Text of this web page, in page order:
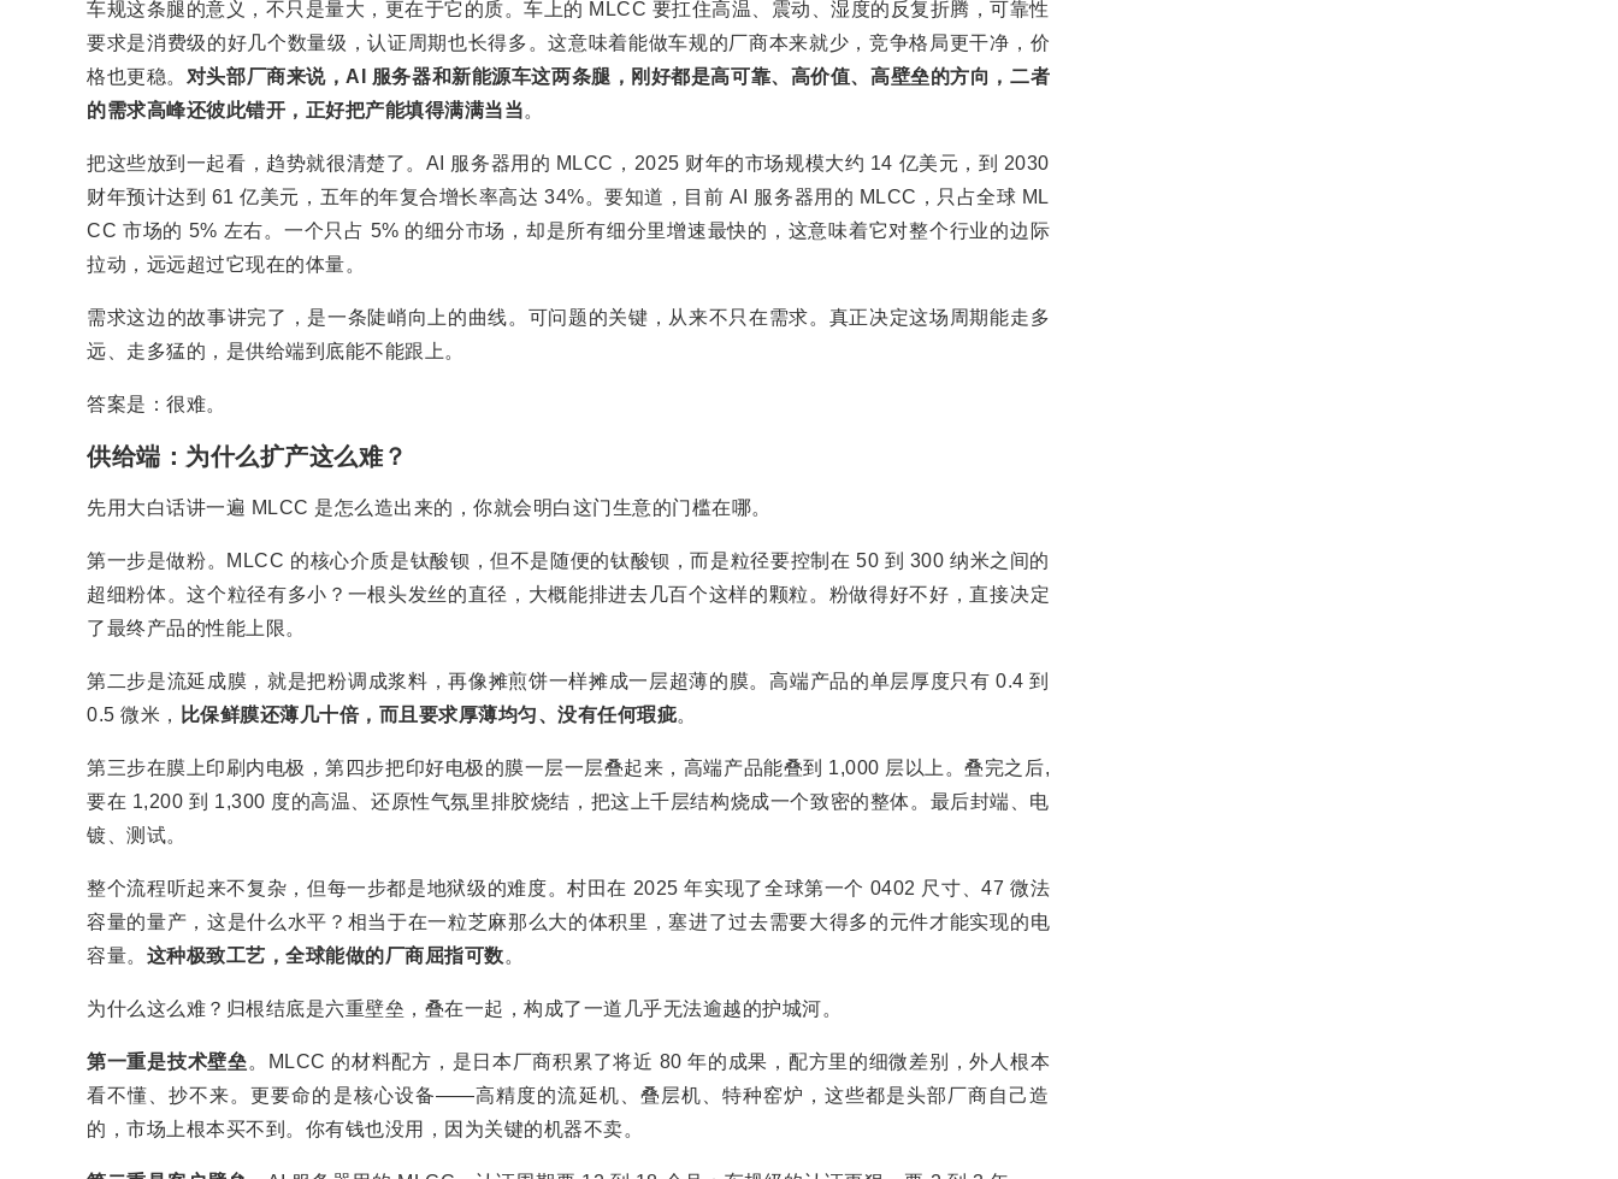
车规这条腿的意义，不只是量大，更在于它的质。车上的 MLCC 要扛住高温、震动、湿度的反复折腾，可靠性
要求是消费级的好几个数量级，认证周期也长得多。这意味着能做车规的厂商本来就少，竞争格局更干净，价
格也更稳。 对头部厂商来说，AI 服务器和新能源车这两条腿，刚好都是高可靠、高价值、高壁垒的方向，二者
的需求高峰还彼此错开，正好把产能填得满满当当。
把这些放到一起看，趋势就很清楚了。AI 服务器用的 MLCC，2025 财年的市场规模大约 14 亿美元，到 2030
财年预计达到 61 亿美元，五年的年复合增长率高达 34%。要知道，目前 AI 服务器用的 MLCC，只占全球 ML
CC 市场的 5% 左右。一个只占 5% 的细分市场，却是所有细分里增速最快的，这意味着它对整个行业的边际
拉动，远远超过它现在的体量。
需求这边的故事讲完了，是一条陡峭向上的曲线。可问题的关键，从来不只在需求。真正决定这场周期能走多
远、走多猛的，是供给端到底能不能跟上。
答案是：很难。
供给端：为什么扩产这么难？
先用大白话讲一遍 MLCC 是怎么造出来的，你就会明白这门生意的门槛在哪。
第一步是做粉。MLCC 的核心介质是钛酸钡，但不是随便的钛酸钡，而是粒径要控制在 50 到 300 纳米之间的
超细粉体。这个粒径有多小？一根头发丝的直径，大概能排进去几百个这样的颗粒。粉做得好不好，直接决定
了最终产品的性能上限。
第二步是流延成膜，就是把粉调成浆料，再像摊煎饼一样摊成一层超薄的膜。高端产品的单层厚度只有 0.4 到
0.5 微米，
比保鲜膜还薄几十倍，而且要求厚薄均匀、没有任何瑕疵。
第三步在膜上印刷内电极，第四步把印好电极的膜一层一层叠起来，高端产品能叠到 1,000 层以上。叠完之后,
要在 1,200 到 1,300 度的高温、还原性气氛里排胶烧结，把这上千层结构烧成一个致密的整体。最后封端、电
镀、测试。
整个流程听起来不复杂，但每一步都是地狱级的难度。村田在 2025 年实现了全球第一个 0402 尺寸、47 微法
容量的量产，这是什么水平？相当于在一粒芝麻那么大的体积里，塞进了过去需要大得多的元件才能实现的电
容量。 这种极致工艺，全球能做的厂商屈指可数。
为什么这么难？归根结底是六重壁垒，叠在一起，构成了一道几乎无法逾越的护城河。
第一重是技术壁垒。MLCC 的材料配方，是日本厂商积累了将近 80 年的成果，配方里的细微差别，外人根本
看不懂、抄不来。更要命的是核心设备——高精度的流延机、叠层机、特种窑炉，这些都是头部厂商自己造
的，市场上根本买不到。你有钱也没用，因为关键的机器不卖。